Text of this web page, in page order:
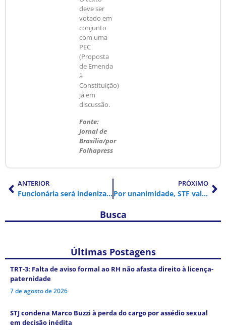
deve ser
votado em
conjunto
com uma
PEC
(Proposta
de Emenda
à
Constituição)
já em
discussão.
Fonte:
Jornal de
Brasília/por
Folhapress
ANTERIOR
Funcionária será indenizada após ouvir do chefe que deveria “usar corpo na BR”
PRÓXIMO
Por unanimidade, STF valida lei da igualdade salarial entre homens e mulheres
Busca
Últimas Postagens
TRT-3: Falta de aviso formal ao RH não afasta direito à licença-
paternidade
7 de agosto de 2026
STJ condena Marco Buzzi à perda do cargo por assédio sexual
em decisão inédita